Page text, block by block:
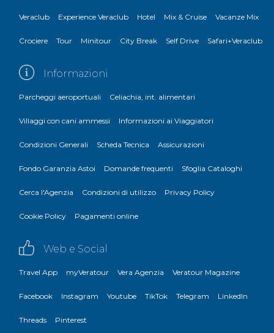
Veraclub Experience Veraclub Hotel Mix & Cruise Vacanze Mix
Crociere Tour Minitour City Break Self Drive Safari+Veraclub
Informazioni
Parcheggi aeroportuali Celiachia, int. alimentari
Villaggi con cani ammessi Informazioni ai Viaggiatori
Condizioni Generali Scheda Tecnica Assicurazioni
Fondo Garanzia Astoi Domande frequenti Sfoglia Cataloghi
Cerca l'Agenzia Condizioni di utilizzo Privacy Policy
Cookie Policy Pagamenti online
Web e Social
Travel App myVeratour Vera Agenzia Veratour Magazine
Facebook Instagram Youtube TikTok Telegram LinkedIn
Threads Pinterest